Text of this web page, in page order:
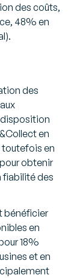
des coûts,
48% en
des
en
toutefois en
obtenir
fiabilité des
bénéficier
en
18%
et en